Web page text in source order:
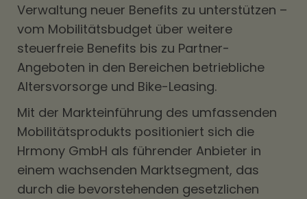
Verwaltung neuer Benefits zu unterstützen –
vom Mobilitätsbudget über weitere
steuerfreie Benefits bis zu Partner-
Angeboten in den Bereichen betriebliche
Altersvorsorge und Bike-Leasing.
Mit der Markteinführung des umfassenden
Mobilitätsprodukts positioniert sich die
Hrmony GmbH als führender Anbieter in
einem wachsenden Marktsegment, das
durch die bevorstehenden gesetzlichen